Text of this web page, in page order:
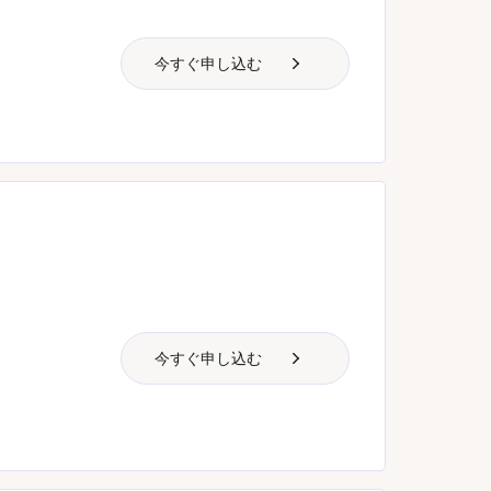
今すぐ申し込む
今すぐ申し込む